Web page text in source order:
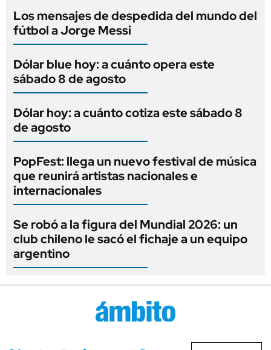
Los mensajes de despedida del mundo del
fútbol a Jorge Messi
Dólar blue hoy: a cuánto opera este
sábado 8 de agosto
Dólar hoy: a cuánto cotiza este sábado 8
de agosto
PopFest: llega un nuevo festival de música
que reunirá artistas nacionales e
internacionales
Se robó a la figura del Mundial 2026: un
club chileno le sacó el fichaje a un equipo
argentino